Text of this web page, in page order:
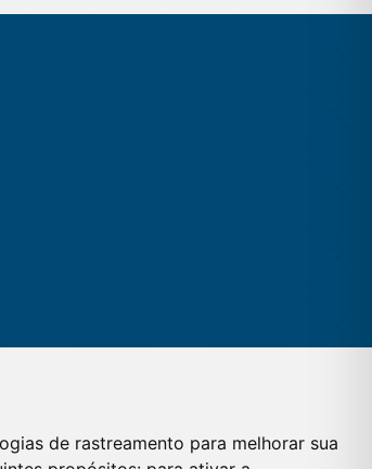
de rastreamento para melhorar sua